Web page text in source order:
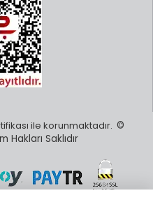
ile korunmaktadır. ©
Hakları Saklıdır